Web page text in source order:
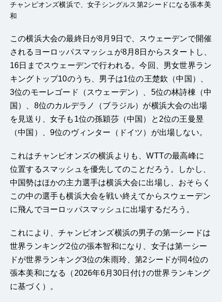
チャンピオンズ横浜で、女子シングルス第2シードになる張本美
和
この横浜大会の最終日が8月9日で、スウェーデンで開催
されるヨーロッパスマッシュが8月8日からスタートし、
16日までスウェーデンで行われる。今回、男女世界ラン
キングトップ10のうち、男子は1位の王楚欽（中国）、
3位のモーレゴード（スウェーデン）、5位の林詩棟（中
国）、8位のカルデラノ（ブラジル）が横浜大会の出場
を見送り、女子も1位の孫穎莎（中国）と2位の王曼昱
（中国）、9位のヴィンター（ドイツ）が出場しない。
これはチャンピオンズの横浜よりも、WTTの最高峰に
位置するスマッシュを優先してのことだろう。しかし、
中国勢はほかの主力選手は横浜大会に出場し、おそらく
この中の選手も横浜大会を戦い終えてからスウェーデン
に飛んでヨーロッパスマッシュに出場するだろう。
これにより、チャンピオンズ横浜の男子の第一シードは
世界ランキング2位の張本智和になり、女子は第一シー
ドが世界ランキング3位の朱雨玲、第2シードが同4位の
張本美和になる（2026年6月30日付けの世界ランキング
に基づく）。